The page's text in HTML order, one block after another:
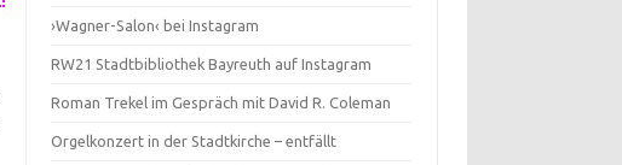
›Wagner-Salon‹ bei Instagram
RW21 Stadtbibliothek Bayreuth auf Instagram
Roman Trekel im Gespräch mit David R. Coleman
Orgelkonzert in der Stadtkirche – entfällt